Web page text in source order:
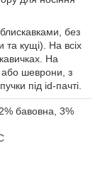
без
та кущі). На всіх
На
або шеврони, з
під id-пачті.
бавовна, 3%